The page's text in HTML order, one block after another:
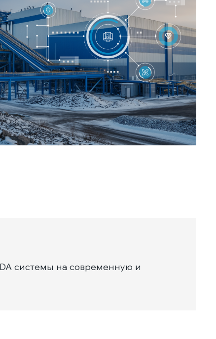
системы на современную и